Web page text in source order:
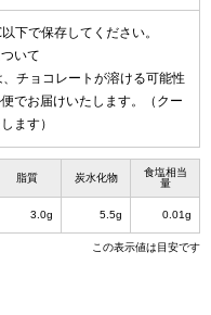
下で保存してください。
いて
チョコレートが溶ける可能性
でお届けいたします。（クー
ます）
脂質 炭水化物
食塩相当
量
3.0g 5.5g 0.01g
この表示値は目安です